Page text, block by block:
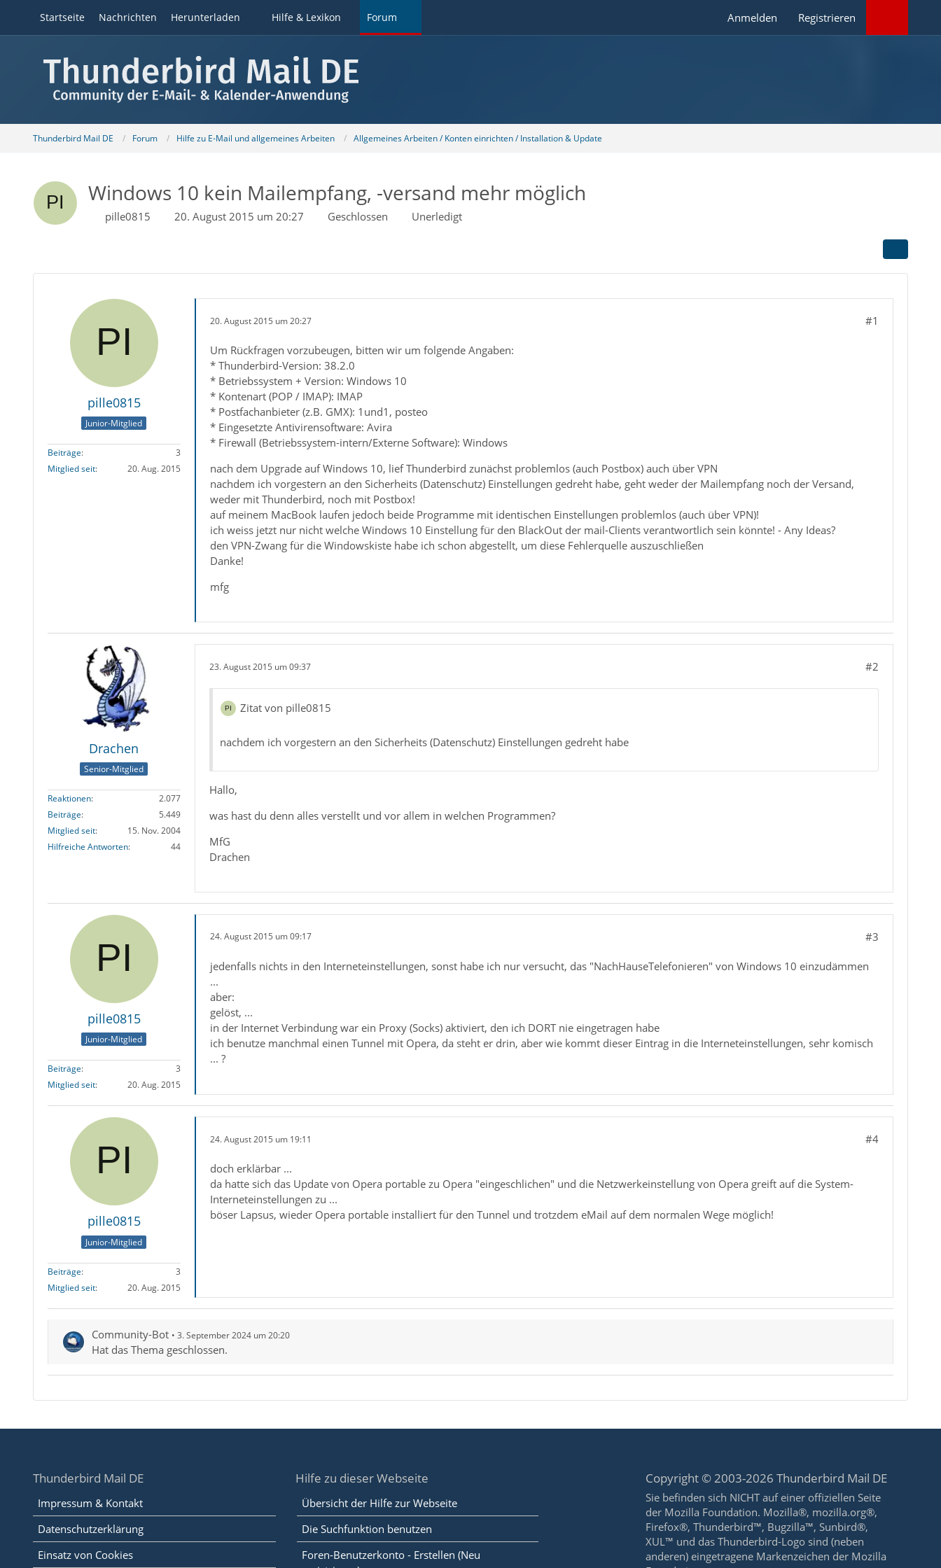
Startseite Nachrichten Herunterladen Hilfe & Lexikon Forum Anmelden Registrieren
Thunderbird Mail DE Forum Hilfe zu E-Mail und allgemeines Arbeiten Allgemeines Arbeiten / Konten einrichten / Installation & Update
Windows 10 kein Mailempfang, -versand mehr möglich
pille0815 20. August 2015 um 20:27 Geschlossen Unerledigt
pille0815
Junior-Mitglied
Beiträge
3
Mitglied seit
20. Aug. 2015
20. August 2015 um 20:27 #1
Um Rückfragen vorzubeugen, bitten wir um folgende Angaben:
* Thunderbird-Version: 38.2.0
* Betriebssystem + Version: Windows 10
* Kontenart (POP / IMAP): IMAP
* Postfachanbieter (z.B. GMX): 1und1, posteo
* Eingesetzte Antivirensoftware: Avira
* Firewall (Betriebssystem-intern/Externe Software): Windows
nach dem Upgrade auf Windows 10, lief Thunderbird zunächst problemlos (auch Postbox) auch über VPN
nachdem ich vorgestern an den Sicherheits (Datenschutz) Einstellungen gedreht habe, geht weder der Mailempfang noch der Versand,
weder mit Thunderbird, noch mit Postbox!
auf meinem MacBook laufen jedoch beide Programme mit identischen Einstellungen problemlos (auch über VPN)!
ich weiss jetzt nur nicht welche Windows 10 Einstellung für den BlackOut der mail-Clients verantwortlich sein könnte! - Any Ideas?
den VPN-Zwang für die Windowskiste habe ich schon abgestellt, um diese Fehlerquelle auszuschließen
Danke!
mfg
Drachen
Senior-Mitglied
Reaktionen
2.077
Beiträge
5.449
Mitglied seit
15. Nov. 2004
Hilfreiche Antworten
44
23. August 2015 um 09:37 #2
Zitat von pille0815
nachdem ich vorgestern an den Sicherheits (Datenschutz) Einstellungen gedreht habe
Hallo,
was hast du denn alles verstellt und vor allem in welchen Programmen?
MfG
Drachen
pille0815
Junior-Mitglied
Beiträge
3
Mitglied seit
20. Aug. 2015
24. August 2015 um 09:17 #3
jedenfalls nichts in den Interneteinstellungen, sonst habe ich nur versucht, das "NachHauseTelefonieren" von Windows 10 einzudämmen
...
aber:
gelöst, ...
in der Internet Verbindung war ein Proxy (Socks) aktiviert, den ich DORT nie eingetragen habe
ich benutze manchmal einen Tunnel mit Opera, da steht er drin, aber wie kommt dieser Eintrag in die Interneteinstellungen, sehr komisch
... ?
pille0815
Junior-Mitglied
Beiträge
3
Mitglied seit
20. Aug. 2015
24. August 2015 um 19:11 #4
doch erklärbar ...
da hatte sich das Update von Opera portable zu Opera "eingeschlichen" und die Netzwerkeinstellung von Opera greift auf die System-
Interneteinstellungen zu ...
böser Lapsus, wieder Opera portable installiert für den Tunnel und trotzdem eMail auf dem normalen Wege möglich!
Community-Bot 3. September 2024 um 20:20
Hat das Thema geschlossen.
Thunderbird Mail DE
Impressum & Kontakt
Datenschutzerklärung
Einsatz von Cookies
Hilfe zu dieser Webseite
Übersicht der Hilfe zur Webseite
Die Suchfunktion benutzen
Foren-Benutzerkonto - Erstellen (Neu
Copyright © 2003-2026 Thunderbird Mail DE
Sie befinden sich NICHT auf einer offiziellen Seite
der Mozilla Foundation. Mozilla®, mozilla.org®,
Firefox®, Thunderbird™, Bugzilla™, Sunbird®,
XUL™ und das Thunderbird-Logo sind (neben
anderen) eingetragene Markenzeichen der Mozilla